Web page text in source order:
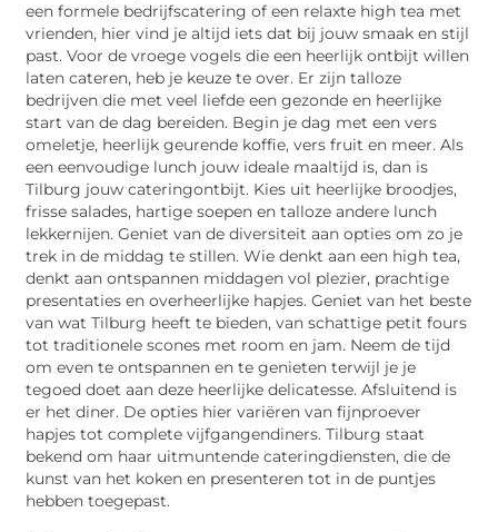
een formele bedrijfscatering of een relaxte high tea met
vrienden, hier vind je altijd iets dat bij jouw smaak en stijl
past. Voor de vroege vogels die een heerlijk ontbijt willen
laten cateren, heb je keuze te over. Er zijn talloze
bedrijven die met veel liefde een gezonde en heerlijke
start van de dag bereiden. Begin je dag met een vers
omeletje, heerlijk geurende koffie, vers fruit en meer. Als
een eenvoudige lunch jouw ideale maaltijd is, dan is
Tilburg jouw cateringontbijt. Kies uit heerlijke broodjes,
frisse salades, hartige soepen en talloze andere lunch
lekkernijen. Geniet van de diversiteit aan opties om zo je
trek in de middag te stillen. Wie denkt aan een high tea,
denkt aan ontspannen middagen vol plezier, prachtige
presentaties en overheerlijke hapjes. Geniet van het beste
van wat Tilburg heeft te bieden, van schattige petit fours
tot traditionele scones met room en jam. Neem de tijd
om even te ontspannen en te genieten terwijl je je
tegoed doet aan deze heerlijke delicatesse. Afsluitend is
er het diner. De opties hier variëren van fijnproever
hapjes tot complete vijfgangendiners. Tilburg staat
bekend om haar uitmuntende cateringdiensten, die de
kunst van het koken en presenteren tot in de puntjes
hebben toegepast.